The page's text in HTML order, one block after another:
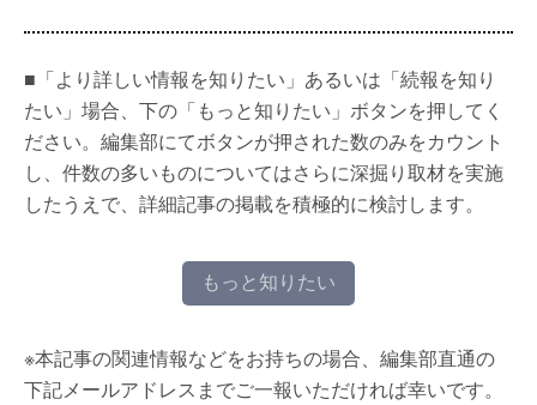
■「より詳しい情報を知りたい」あるいは「続報を知り
たい」場合、下の「もっと知りたい」ボタンを押してく
ださい。編集部にてボタンが押された数のみをカウント
し、件数の多いものについてはさらに深掘り取材を実施
したうえで、詳細記事の掲載を積極的に検討します。
もっと知りたい
※本記事の関連情報などをお持ちの場合、編集部直通の
下記メールアドレスまでご一報いただければ幸いです。